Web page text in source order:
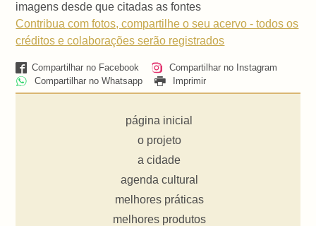
imagens desde que citadas as fontes
Contribua com fotos, compartilhe o seu acervo - todos os
créditos e colaborações serão registrados
Compartilhar no Facebook
Compartilhar no Instagram
Compartilhar no Whatsapp
Imprimir
página inicial
o projeto
a cidade
agenda cultural
melhores práticas
melhores produtos